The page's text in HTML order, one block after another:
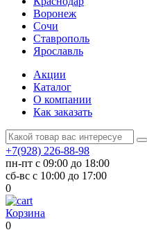
Воронеж
Сочи
Ставрополь
Ярославль
Акции
Каталог
О компании
Как заказать
+7(928) 226-88-98
пн-пт с 09:00 до 18:00
сб-вс с 10:00 до 17:00
0
Корзина
0